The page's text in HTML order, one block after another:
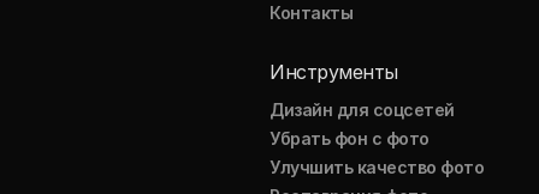
Контакты
Инструменты
Дизайн для соцсетей
Убрать фон с фото
Улучшить качество фото